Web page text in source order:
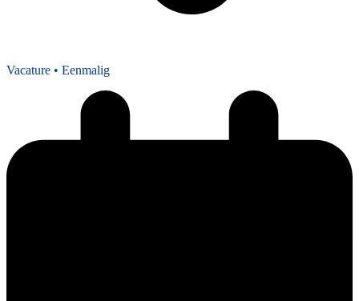
Vacature • Eenmalig